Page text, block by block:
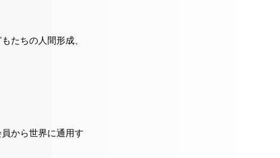
たちの人間形成、
から世界に通用す